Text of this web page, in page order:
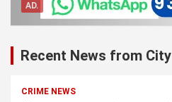
AD.
Recent News from City
CRIME NEWS